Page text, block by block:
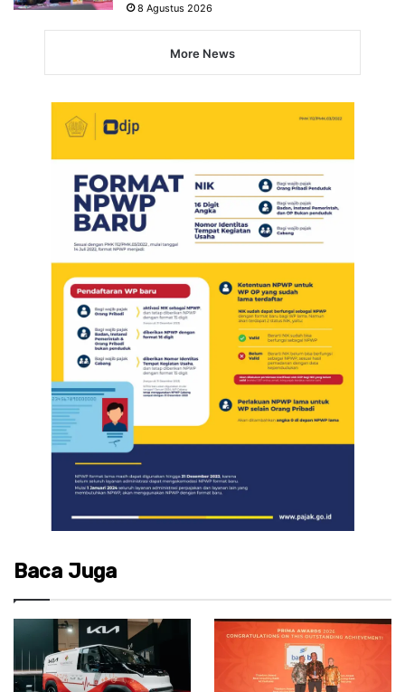
8 Agustus 2026
More News
Baca Juga